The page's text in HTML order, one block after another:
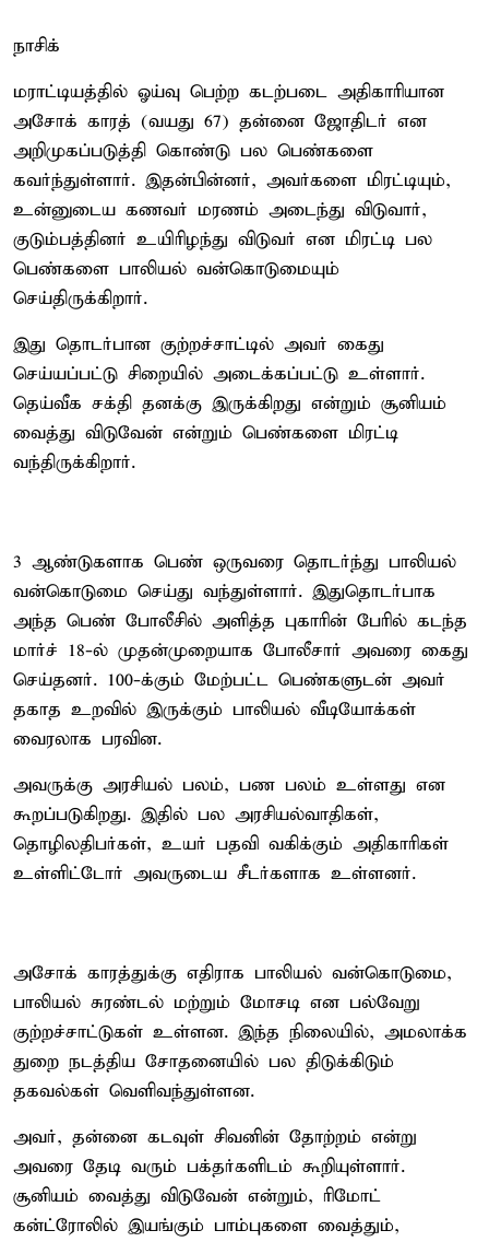
நாசிக்
மராட்டியத்தில் ஓய்வு பெற்ற கடற்படை அதிகாரியான
அசோக் காரத் (வயது 67) தன்னை ஜோதிடர் என
அறிமுகப்படுத்தி கொண்டு பல பெண்களை
கவர்ந்துள்ளார். இதன்பின்னர், அவர்களை மிரட்டியும்,
உன்னுடைய கணவர் மரணம் அடைந்து விடுவார்,
குடும்பத்தினர் உயிரிழந்து விடுவர் என மிரட்டி பல
பெண்களை பாலியல் வன்கொடுமையும்
செய்திருக்கிறார்.
இது தொடர்பான குற்றச்சாட்டில் அவர் கைது
செய்யப்பட்டு சிறையில் அடைக்கப்பட்டு உள்ளார்.
தெய்வீக சக்தி தனக்கு இருக்கிறது என்றும் சூனியம்
வைத்து விடுவேன் என்றும் பெண்களை மிரட்டி
வந்திருக்கிறார்.
3 ஆண்டுகளாக பெண் ஒருவரை தொடர்ந்து பாலியல்
வன்கொடுமை செய்து வந்துள்ளார். இதுதொடர்பாக
அந்த பெண் போலீசில் அளித்த புகாரின் பேரில் கடந்த
மார்ச் 18-ல் முதன்முறையாக போலீசார் அவரை கைது
செய்தனர். 100-க்கும் மேற்பட்ட பெண்களுடன் அவர்
தகாத உறவில் இருக்கும் பாலியல் வீடியோக்கள்
வைரலாக பரவின.
அவருக்கு அரசியல் பலம், பண பலம் உள்ளது என
கூறப்படுகிறது. இதில் பல அரசியல்வாதிகள்,
தொழிலதிபர்கள், உயர் பதவி வகிக்கும் அதிகாரிகள்
உள்ளிட்டோர் அவருடைய சீடர்களாக உள்ளனர்.
அசோக் காரத்துக்கு எதிராக பாலியல் வன்கொடுமை,
பாலியல் சுரண்டல் மற்றும் மோசடி என பல்வேறு
குற்றச்சாட்டுகள் உள்ளன. இந்த நிலையில், அமலாக்க
துறை நடத்திய சோதனையில் பல திடுக்கிடும்
தகவல்கள் வெளிவந்துள்ளன.
அவர், தன்னை கடவுள் சிவனின் தோற்றம் என்று
அவரை தேடி வரும் பக்தர்களிடம் கூறியுள்ளார்.
சூனியம் வைத்து விடுவேன் என்றும், ரிமோட்
கன்ட்ரோலில் இயங்கும் பாம்புகளை வைத்தும்,